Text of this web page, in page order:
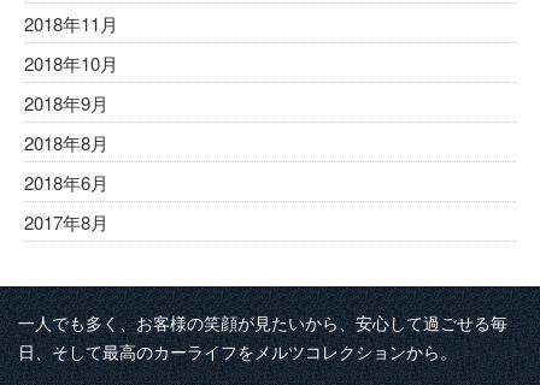
2018年11月
2018年10月
2018年9月
2018年8月
2018年6月
2017年8月
一人でも多く、お客様の笑顔が見たいから、安心して過ごせる毎
日、そして最高のカーライフをメルツコレクションから。